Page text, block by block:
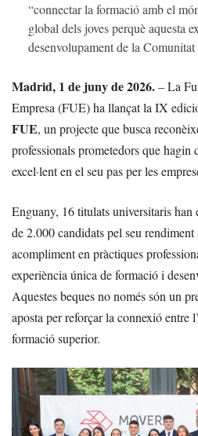
“connectar la formació amb el
global dels joves perquè aquesta
desenvolupament de la
Madrid, 1 de juny de 2026.– La
Empresa (FUE) ha llançat la IX
FUE, un projecte que busca
professionals prometedors que hagin
excel·lent en el seu pas per les
Enguany, 16 titulats universitaris han
de 2.000 candidats pel seu
acompliment en pràctiques
experiència única de formació i
Aquestes beques no només són un
aposta per reforçar la connexió entre
formació superior.